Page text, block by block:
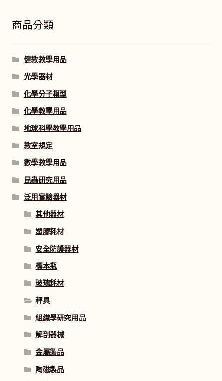
商品分類
健教教學用品
光學器材
化學分子模型
化學教學用品
地球科學教學用品
教室規定
數學教學用品
昆蟲研究用品
泛用實驗器材
其他器材
塑膠耗材
安全防護器材
標本瓶
玻璃耗材
秤具
組織學研究用品
解剖器械
金屬製品
陶磁製品